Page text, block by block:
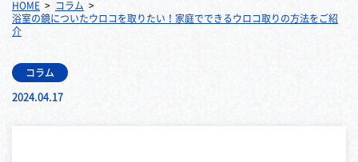
HOME
コラム
浴室の鏡についたウロコを取りたい！家庭でできるウロコ取りの方法をご紹
介
コラム
2024.04.17